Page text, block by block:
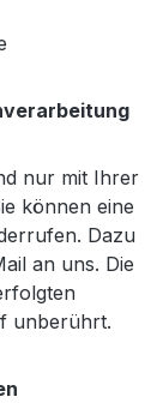
nur mit Ihrer
können eine
Dazu
an uns. Die
unberührt.